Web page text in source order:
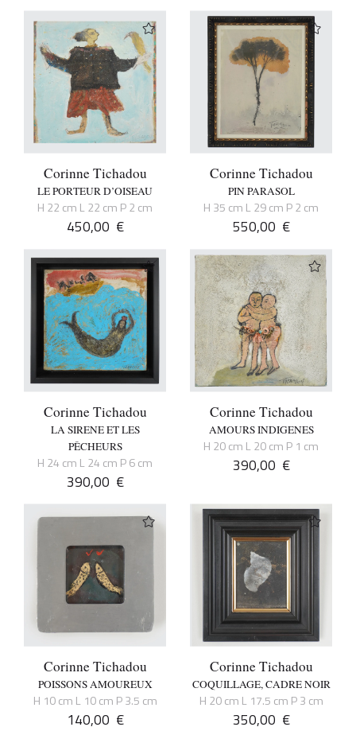
Corinne Tichadou
LE PORTEUR D’OISEAU
H 22 cm L 22 cm P 2 cm
450,00 €
Corinne Tichadou
PIN PARASOL
H 35 cm L 29 cm P 2 cm
550,00 €
Corinne Tichadou
LA SIRENE ET LES
PÊCHEURS
H 24 cm L 24 cm P 6 cm
390,00 €
Corinne Tichadou
AMOURS INDIGENES
H 20 cm L 20 cm P 1 cm
390,00 €
Corinne Tichadou
POISSONS AMOUREUX
H 10 cm L 10 cm P 3.5 cm
140,00 €
Corinne Tichadou
COQUILLAGE, CADRE NOIR
H 20 cm L 17.5 cm P 3 cm
350,00 €